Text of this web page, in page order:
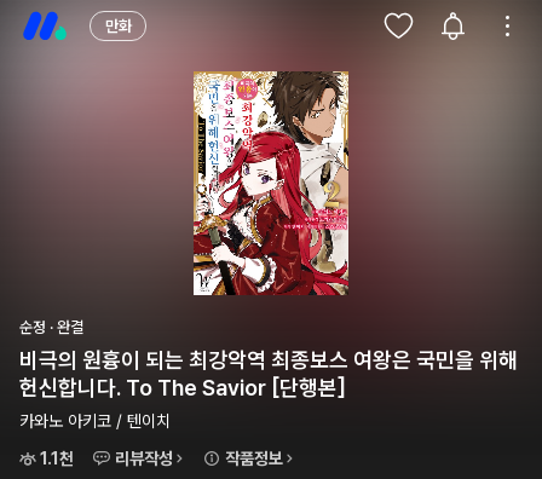
만화
순정 · 완결
비극의 원흉이 되는 최강악역 최종보스 여왕은 국민을 위해
헌신합니다. To The Savior [단행본]
카와노 아키코 / 텐이치
1.1천
리뷰작성 작품정보